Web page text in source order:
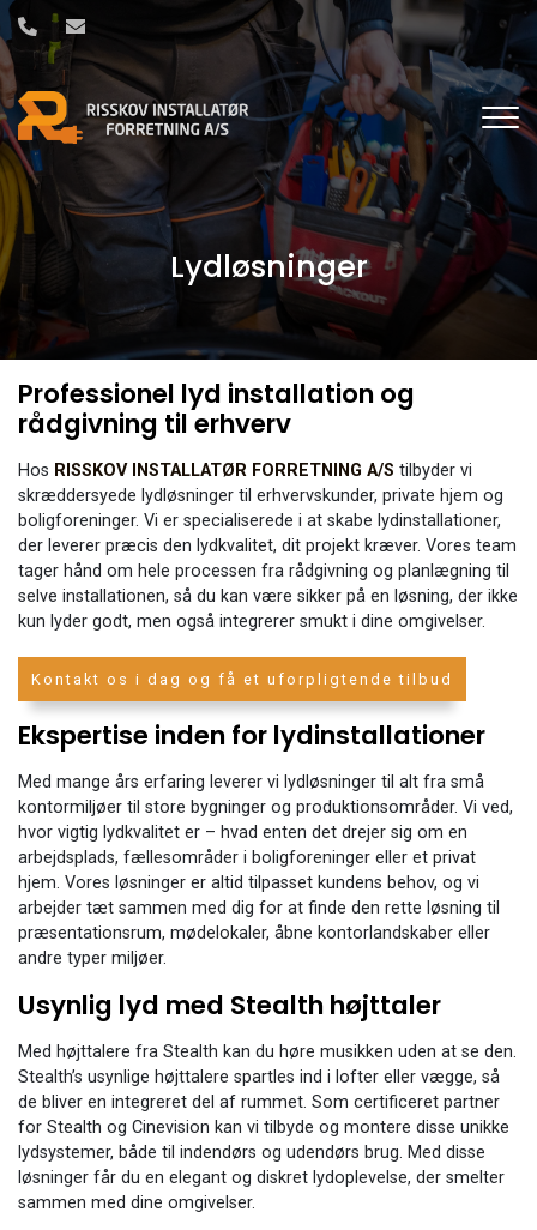
Gå
til
hovedindhold
Lydløsninger
Professionel lyd installation og
rådgivning til erhverv
Hos RISSKOV INSTALLATØR FORRETNING A/S tilbyder vi
skræddersyede lydløsninger til erhvervskunder, private hjem og
boligforeninger. Vi er specialiserede i at skabe lydinstallationer,
der leverer præcis den lydkvalitet, dit projekt kræver. Vores team
tager hånd om hele processen fra rådgivning og planlægning til
selve installationen, så du kan være sikker på en løsning, der ikke
kun lyder godt, men også integrerer smukt i dine omgivelser.
Kontakt os i dag og få et uforpligtende tilbud
Ekspertise inden for lydinstallationer
Med mange års erfaring leverer vi lydløsninger til alt fra små
kontormiljøer til store bygninger og produktionsområder. Vi ved,
hvor vigtig lydkvalitet er – hvad enten det drejer sig om en
arbejdsplads, fællesområder i boligforeninger eller et privat
hjem. Vores løsninger er altid tilpasset kundens behov, og vi
arbejder tæt sammen med dig for at finde den rette løsning til
præsentationsrum, mødelokaler, åbne kontorlandskaber eller
andre typer miljøer.
Usynlig lyd med Stealth højttaler
Med højttalere fra Stealth kan du høre musikken uden at se den.
Stealth’s usynlige højttalere spartles ind i lofter eller vægge, så
de bliver en integreret del af rummet. Som certificeret partner
for Stealth og Cinevision kan vi tilbyde og montere disse unikke
lydsystemer, både til indendørs og udendørs brug. Med disse
løsninger får du en elegant og diskret lydoplevelse, der smelter
sammen med dine omgivelser.